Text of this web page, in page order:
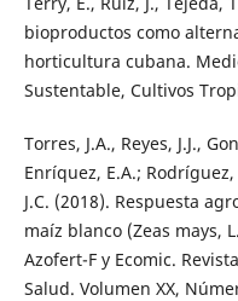
bioproductos como
horticultura cubana.
Sustentable, Cultivos
Torres, J.A., Reyes, J.J.,
Enríquez, E.A.;
J.C. (2018). Respuesta
maíz blanco (Zeas mays,
Azofert-F y Ecomic.
Salud. Volumen XX,